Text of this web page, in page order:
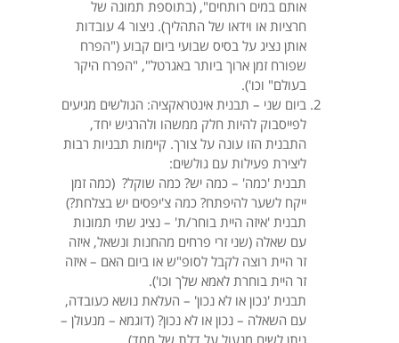
אותם במים רותחים", (בתוספת תמונה של
חרציות או וידאו של התהליך). ניצור 4 עובדות
אותן נציג על בסיס שבועי ביום קבוע ("הפרח
שפורח זמן ארוך ביותר באגרטל", "הפרח היקר
בעולם" וכו').
​ביום שני – תבנית אינטראקציה: הגולשים מגיעים
לפייסבוק להיות חלק ממשהו ולהרגיש יחד,
התבנית הזו עונה על צורך. קיימות תבניות רבות
ליצירת פעילות עם גולשים:
תבנית 'כמה' – כמה יש? כמה שוקל? (כמה זמן
ייקח לשער להיפתח? כמה צ'יפסים יש בצלחת?)
תבנית 'איזה היית בוחר/ת' – נציג שתי תמונות
עם שאלה (שני זרי פרחים מהחנות ונשאל, איזה
זר היית רוצה לקבל לסופ"ש או ביום האם – איזה
זר היית בוחרת לאמא שלך וכו').
תבנית 'נכון או לא נכון' – העלאת נושא כעובדה,
עם השאלה – נכון או לא נכון? (דוגמא – מנעולן –